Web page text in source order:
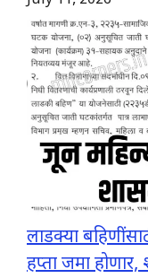
लाडक्या
हप्ता जमा